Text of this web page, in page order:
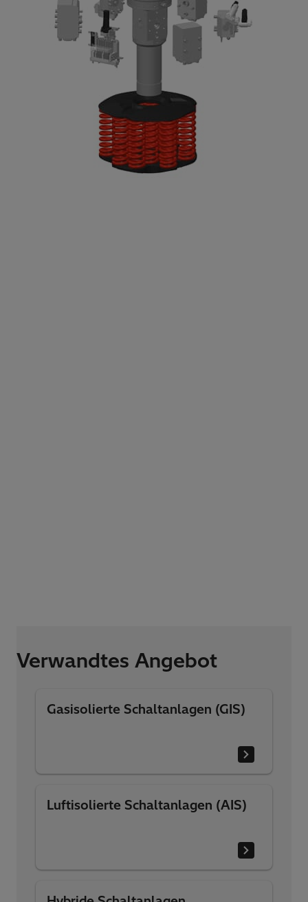
Verwandtes Angebot
Gasisolierte Schaltanlagen (GIS)
Luftisolierte Schaltanlagen (AIS)